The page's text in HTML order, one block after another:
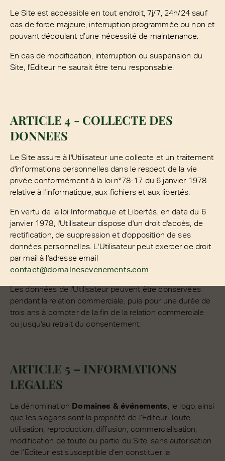
Le Site est accessible en tout endroit, 7j/7, 24h/24 sauf
cas de force majeure, interruption programmée ou non et
pouvant découlant d’une nécessité de maintenance.
En cas de modification, interruption ou suspension du
Site, l'Editeur ne saurait être tenu responsable.
ARTICLE 4 - COLLECTE DES
DONNEES
Le Site assure à l'Utilisateur une collecte et un traitement
d'informations personnelles dans le respect de la vie
privée conformément à la loi n°78-17 du 6 janvier 1978
relative à l'informatique, aux fichiers et aux libertés.
En vertu de la loi Informatique et Libertés, en date du 6
janvier 1978, l'Utilisateur dispose d'un droit d'accès, de
rectification, de suppression et d'opposition de ses
données personnelles. L'Utilisateur peut exercer ce droit
par mail à l'adresse email
contact@domainesevenements.com
Les données de l'Utilisateur peuvent être conservées
pendant la relation commerciale, puis pour une durée de
trois ans à compter de la fin de la relation commerciale
ou jusqu'au retrait du consentement.
ARTICLE 5 – INFORMATIONS
LEGALES
La dénomination Domaines & événements , le logo, ainsi
que les slogans sont la propriété de l’Editeur. Toute
utilisation, reproduction, diffusion, commercialisation,
modification de toute ou partie du Site , sans autorisation
de l’Editeur est susceptible d’en constituer la